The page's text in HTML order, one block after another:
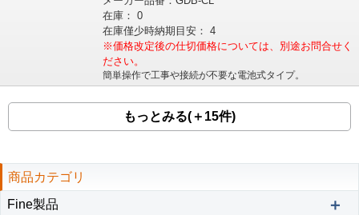
在庫： 0
在庫僅少時納期目安： 4
※価格改定後の仕切価格については、別途お問合せく
ださい。
簡単操作で工事や接続が不要な電池式タイプ。
もっとみる(＋15件)
商品カテゴリ
Fine製品
＋